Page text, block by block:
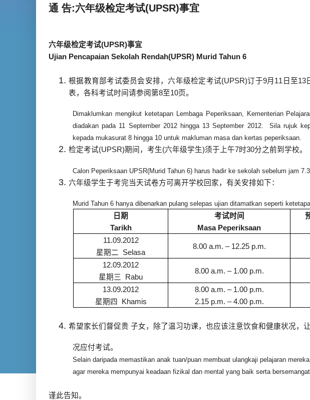
通 告:六年级检定考试(UPSR)事宜
六年级检定考试(UPSR)事宜
Ujian Pencapaian Sekolah Rendah(UPSR) Murid Tahun 6
根据教育部考试委员会安排，六年级检定考试(UPSR)订于9月 11 日至13
表，各科考试时间请参阅第8至10页。
Dimaklumkan mengikut ketetapan Lembaga Peperiksaan, Kementerian
diadakan pada 11 September 2012 hingga 13 September 2012. Sila rujuk
kepada mukasurat 8 hingga 10 untuk makluman masa dan kertas peperiksaan.
检定考试(UPSR)期间，考生(六年级学生)须于上午7时30分之前到学校。
Calon Peperiksaan UPSR(Murid Tahun 6) harus hadir ke sekolah sebelum jam
六年级学生于考完当天试卷方可离开学校回家，有关安排如下：
Murid Tahun 6 hanya dibenarkan pulang selepas ujian ditamatkan seperti
日期
Tarikh
考试时间
Masa Peperiksaan
11.09.2012
星期二 Selasa
8.00 a.m. – 12.25 p.m.
12.09.2012
星期三
Rabu
8.00 a.m. – 1.00 p.m.
13.09.2012
星期四
Khamis
8.00 a.m. – 1.00 p.m.
2.15 p.m. – 4.00 p.m.
希望家长们督促贵 子女，除了温习功课，也应该注意饮食和健康状况，
况应付考试。
Selain daripada memastikan anak tuan/puan membuat ulangkaji pelajaran
agar mereka mempunyai keadaan fizikal dan mental yang baik serta
谨此告知。